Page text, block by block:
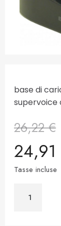
base di
supervoice
26,22 €
24,91
Tasse incluse